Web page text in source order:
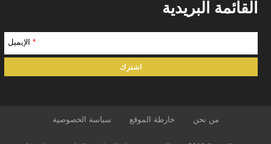
القائمة البريدية
* الإيميل
من نحن خارطة الموقع سياسة الخصوصية